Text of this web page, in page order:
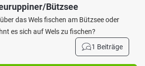
Bützsee
das Wels fischen am Bützsee oder
es sich auf Wels zu fischen?
1 Beiträge